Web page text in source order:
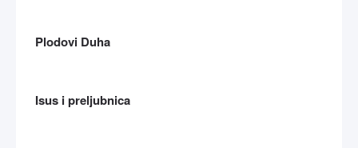
Plodovi Duha
Isus i preljubnica